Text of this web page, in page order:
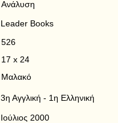
Ανάλυση
Leader Books
526
17 x 24
Μαλακό
3η Αγγλική - 1η Ελληνική
Ιούλιος 2000